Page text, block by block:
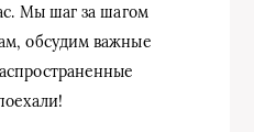
Мы шаг за шагом
обсудим важные